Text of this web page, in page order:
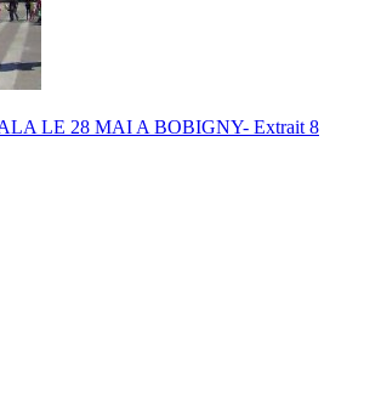
LE 28 MAI A BOBIGNY- Extrait 8